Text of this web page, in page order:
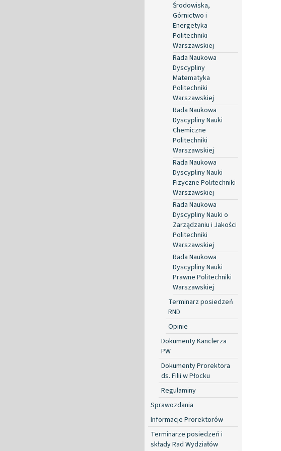
Środowiska,
Górnictwo i
Energetyka
Politechniki
Warszawskiej
Rada Naukowa
Dyscypliny
Matematyka
Politechniki
Warszawskiej
Rada Naukowa
Dyscypliny Nauki
Chemiczne
Politechniki
Warszawskiej
Rada Naukowa
Dyscypliny Nauki
Fizyczne Politechniki
Warszawskiej
Rada Naukowa
Dyscypliny Nauki o
Zarządzaniu i Jakości
Politechniki
Warszawskiej
Rada Naukowa
Dyscypliny Nauki
Prawne Politechniki
Warszawskiej
Terminarz posiedzeń
RND
Opinie
Dokumenty Kanclerza
PW
Dokumenty Prorektora
ds. Filii w Płocku
Regulaminy
Sprawozdania
Informacje Prorektorów
Terminarze posiedzeń i
składy Rad Wydziałów